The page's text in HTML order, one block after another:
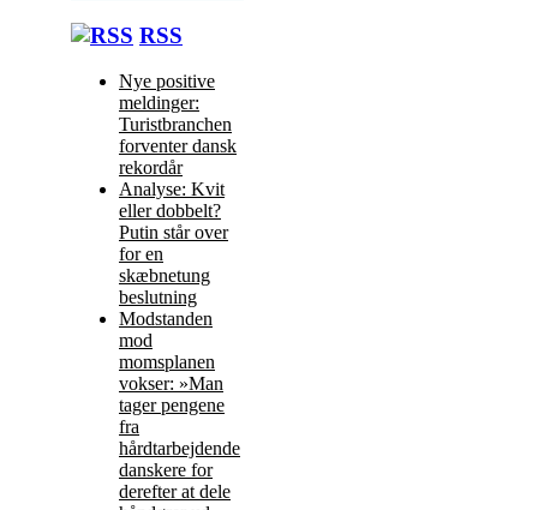
RSS
Nye positive
meldinger:
Turistbranchen
forventer dansk
rekordår
Analyse: Kvit
eller dobbelt?
Putin står over
for en
skæbnetung
beslutning
Modstanden
mod
momsplanen
vokser: »Man
tager pengene
fra
hårdtarbejdende
danskere for
derefter at dele